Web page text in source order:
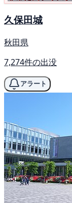
久保田城
秋田県
7,274件の出没
アラート